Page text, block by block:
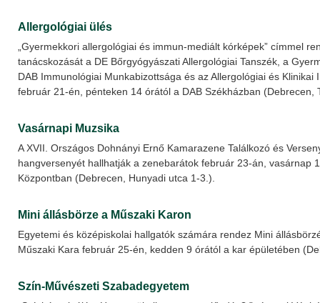
Allergológiai ülés
„Gyermekkori allergológiai és immun-mediált kórképek” címmel
tanácskozását a DE Bőrgyógyászati Allergológiai Tanszék, a
DAB Immunológiai Munkabizottsága és az Allergológiai és Klinikai
február 21-én, pénteken 14 órától a DAB Székházban (Debrecen,
Vasárnapi Muzsika
A XVII. Országos Dohnányi Ernő Kamarazene Találkozó és
hangversenyét hallhatják a zenebarátok február 23-án, vasárnap
Központban (Debrecen, Hunyadi utca 1-3.).
Mini állásbörze a Műszaki Karon
Egyetemi és középiskolai hallgatók számára rendez Mini
Műszaki Kara február 25-én, kedden 9 órától a kar épületében
Szín-Művészeti Szabadegyetem